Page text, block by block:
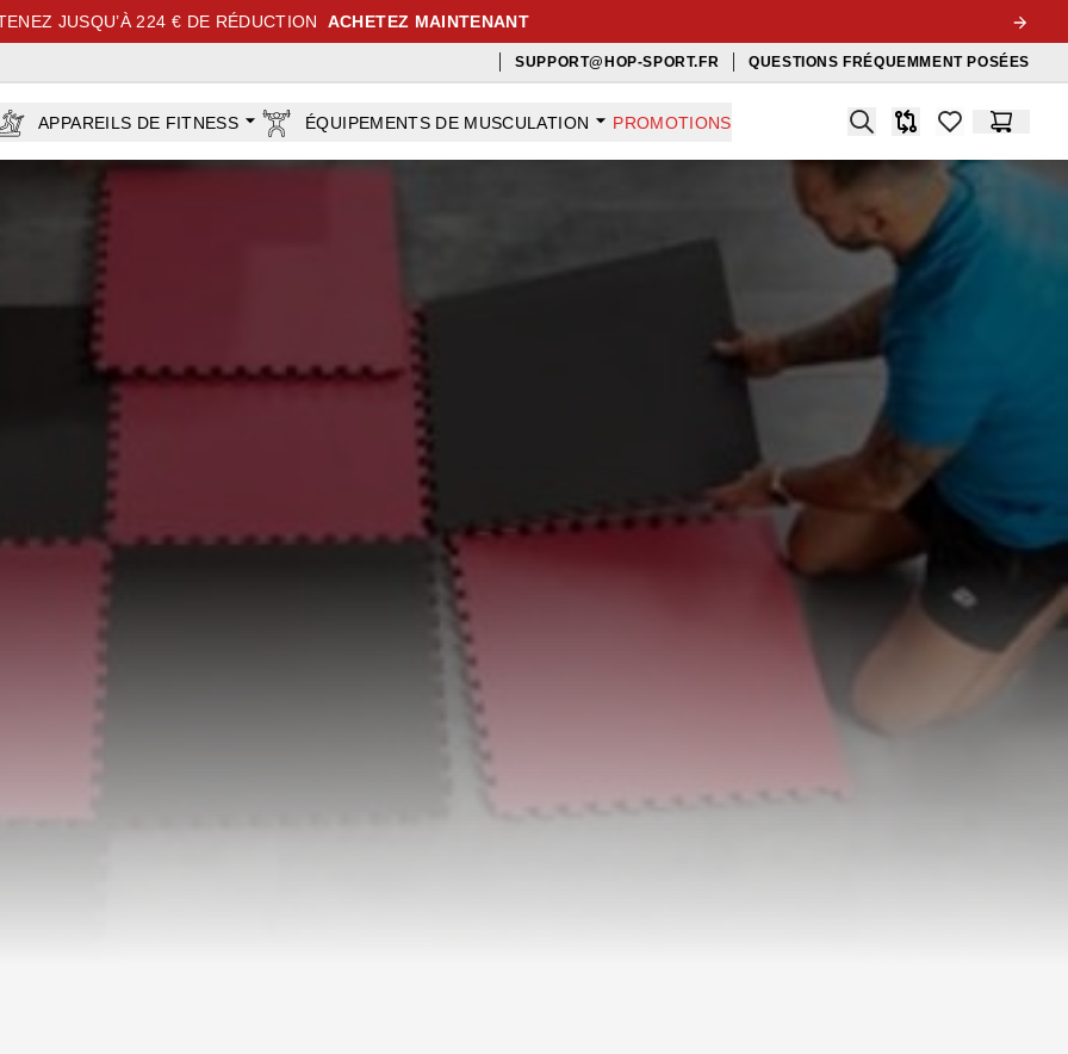
JUSQU’À 224 € DE RÉDUCTION ACHETEZ MAINTENANT
SUPPORT@HOP-SPORT.FR QUESTIONS FRÉQUEMMENT POSÉES
APPAREILS DE FITNESS ÉQUIPEMENTS DE MUSCULATION PROMOTIONS Search
Comparaison
items inPanier